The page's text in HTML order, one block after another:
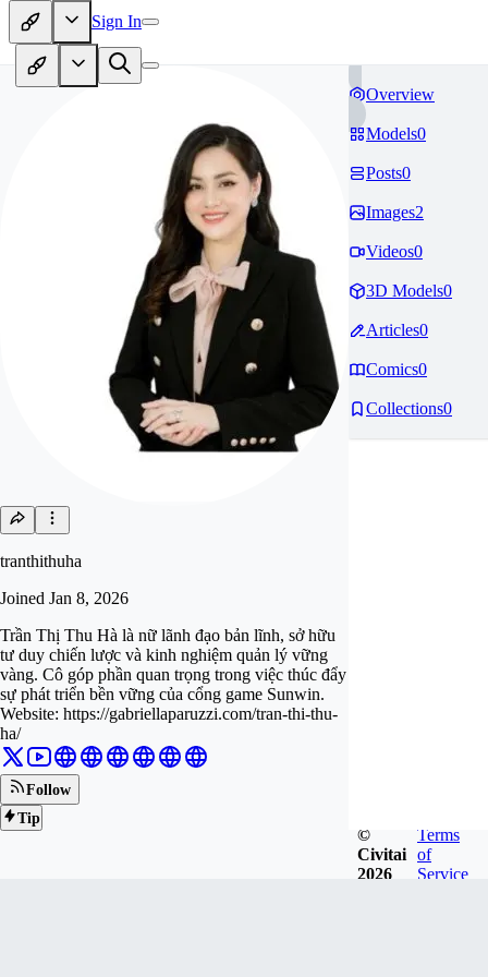
Sign In
tranthithuha
Joined Jan 8, 2026
Trần Thị Thu Hà là nữ lãnh đạo bản lĩnh, sở hữu
tư duy chiến lược và kinh nghiệm quản lý vững
vàng. Cô góp phần quan trọng trong việc thúc đẩy
sự phát triển bền vững của cổng game Sunwin.
Website: https://gabriellaparuzzi.com/tran-thi-thu-
ha/
Follow
Tip
Overview
Models0
Posts0
Images2
Videos0
3D Models0
Articles0
Comics0
Collections0
©
Civitai
2026
Terms
of
Service